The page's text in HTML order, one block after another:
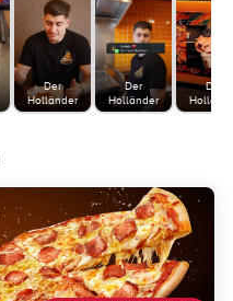
Der
Holländer
Der
Holländer
Der